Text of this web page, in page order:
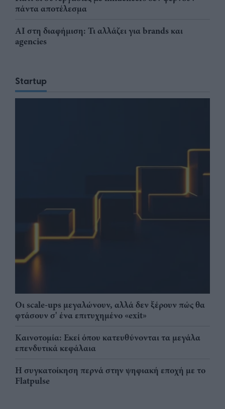
πάντα αποτέλεσμα
AI στη διαφήμιση: Τι αλλάζει για brands και
agencies
Startup
Οι scale-ups μεγαλώνουν, αλλά δεν ξέρουν πώς θα
φτάσουν σ' ένα επιτυχημένο «exit»
Καινοτομία: Εκεί όπου κατευθύνονται τα μεγάλα
επενδυτικά κεφάλαια
Η συγκατοίκηση περνά στην ψηφιακή εποχή με το
Flatpulse